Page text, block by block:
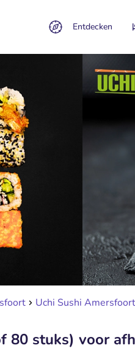
Entdecken
Uchi Sushi Amersfoort
80 stuks) voor